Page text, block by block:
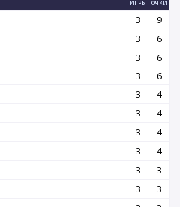
ИГРЫ ОЧКИ
3
9
3
6
3
6
3
6
3
4
3
4
3
4
3
4
3
3
3
3